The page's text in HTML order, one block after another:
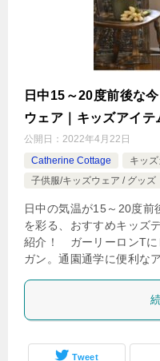
日中15～20度前後な
ウェア｜キッズアイテ
公開日： 2022年4月22日
Catherine Cottage
キッ
子供服/キッズウェア / グッズ
日中の気温が15～20度前
を彩る、おすすめキッズ
紹介！ ガーリーロンTに
ガン。通園通学に便利な
Tweet